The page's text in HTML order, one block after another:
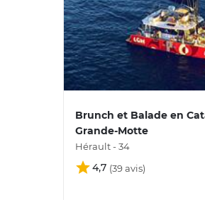
Brunch et Balade en
Grande-Motte
Hérault - 34
4,7